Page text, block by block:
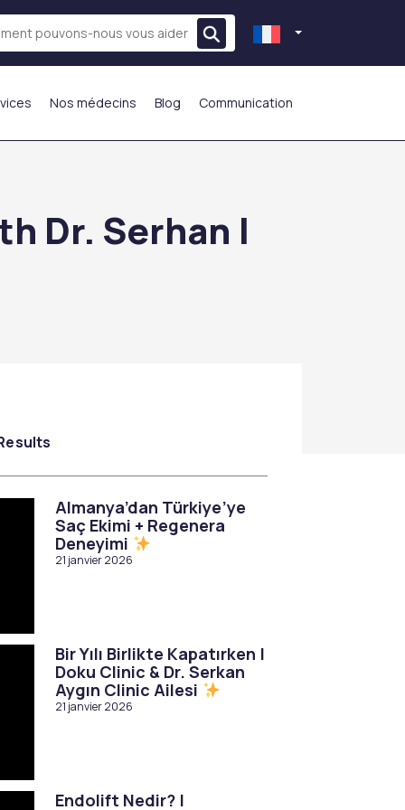
Nos médecins Blog Communication
Dr. Serhan |
Almanya’dan Türkiye’ye
Saç Ekimi + Regenera
Deneyimi
21 janvier 2026
Bir Yılı Birlikte Kapatırken |
Doku Clinic & Dr. Serkan
Aygın Clinic Ailesi
21 janvier 2026
Endolift Nedir? |